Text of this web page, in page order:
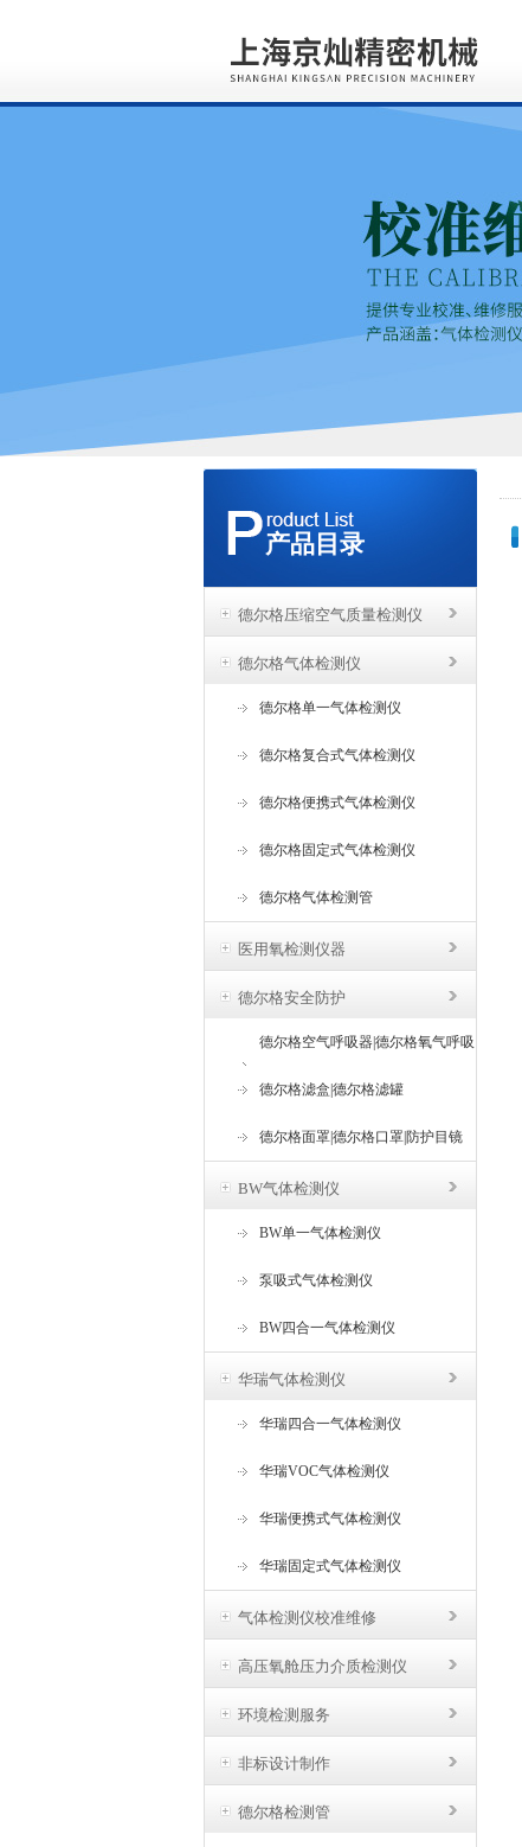
产品目录
德尔格压缩空气质量检测仪
德尔格气体检测仪
德尔格单一气体检测仪
德尔格复合式气体检测仪
德尔格便携式气体检测仪
德尔格固定式气体检测仪
德尔格气体检测管
医用氧检测仪器
德尔格安全防护
德尔格空气呼吸器|德尔格氧气呼吸
器
德尔格滤盒|德尔格滤罐
德尔格面罩|德尔格口罩|防护目镜
BW气体检测仪
BW单一气体检测仪
泵吸式气体检测仪
BW四合一气体检测仪
华瑞气体检测仪
华瑞四合一气体检测仪
华瑞VOC气体检测仪
华瑞便携式气体检测仪
华瑞固定式气体检测仪
气体检测仪校准维修
高压氧舱压力介质检测仪
环境检测服务
非标设计制作
德尔格检测管